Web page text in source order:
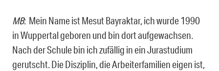
MB: Mein Name ist Mesut Bayraktar, ich wurde 1990
in Wuppertal geboren und bin dort aufgewachsen.
Nach der Schule bin ich zufällig in ein Jurastudium
gerutscht. Die Disziplin, die Arbeiterfamilien eigen ist,